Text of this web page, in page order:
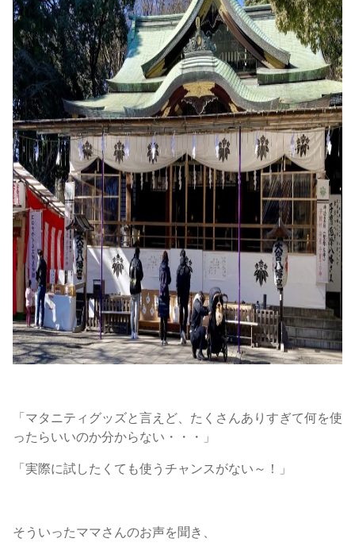
「マタニティグッズと言えど、たくさんありすぎて何を使
ったらいいのか分からない・・・」
「実際に試したくても使うチャンスがない～！」
そういったママさんのお声を聞き、